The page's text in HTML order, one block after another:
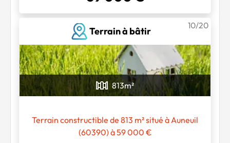
Terrain à bâtir
10/20
813m²
Terrain constructible de 813 m² situé à Auneuil
(60390) à 59 000 €